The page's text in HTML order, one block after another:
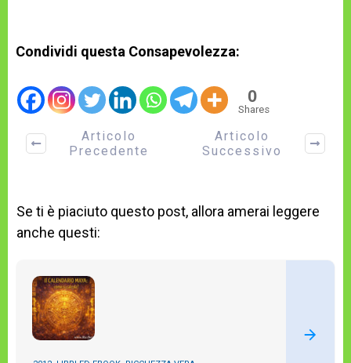
Condividi questa Consapevolezza:
0
Shares
Articolo
Precedente
Articolo
Successivo
Se ti è piaciuto questo post, allora amerai leggere
anche questi: